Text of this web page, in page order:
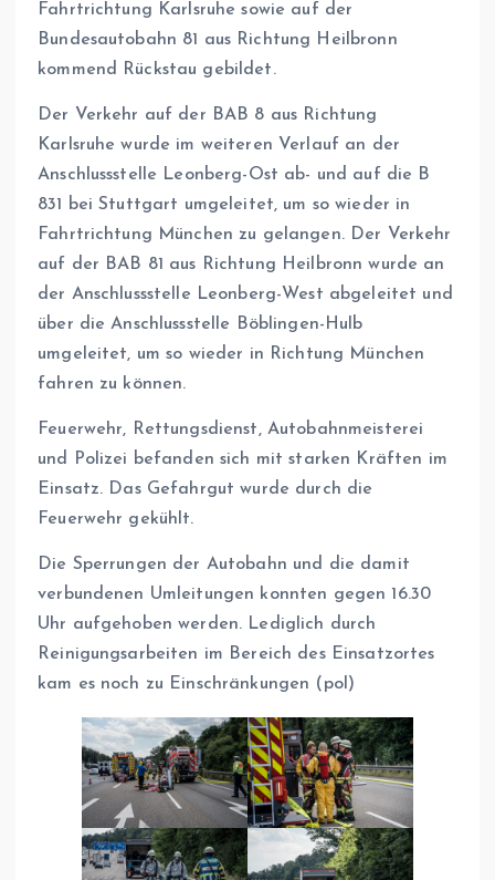
Fahrtrichtung Karlsruhe sowie auf der
Bundesautobahn 81 aus Richtung Heilbronn
kommend Rückstau gebildet.
Der Verkehr auf der BAB 8 aus Richtung
Karlsruhe wurde im weiteren Verlauf an der
Anschlussstelle Leonberg-Ost ab- und auf die B
831 bei Stuttgart umgeleitet, um so wieder in
Fahrtrichtung München zu gelangen. Der Verkehr
auf der BAB 81 aus Richtung Heilbronn wurde an
der Anschlussstelle Leonberg-West abgeleitet und
über die Anschlussstelle Böblingen-Hulb
umgeleitet, um so wieder in Richtung München
fahren zu können.
Feuerwehr, Rettungsdienst, Autobahnmeisterei
und Polizei befanden sich mit starken Kräften im
Einsatz. Das Gefahrgut wurde durch die
Feuerwehr gekühlt.
Die Sperrungen der Autobahn und die damit
verbundenen Umleitungen konnten gegen 16.30
Uhr aufgehoben werden. Lediglich durch
Reinigungsarbeiten im Bereich des Einsatzortes
kam es noch zu Einschränkungen (pol)